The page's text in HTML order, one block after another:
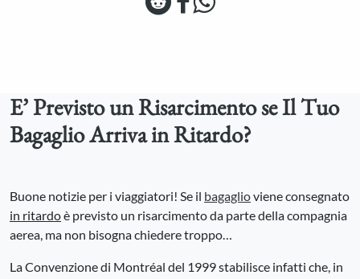
E’ Previsto un Risarcimento se Il Tuo
Bagaglio Arriva in Ritardo?
Buone notizie per i viaggiatori! Se il bagaglioviene consegnato
in ritardoè previsto un risarcimento da parte della compagnia
aerea, ma non bisogna chiedere troppo…
La Convenzione di Montréal del 1999 stabilisce infatti che, in